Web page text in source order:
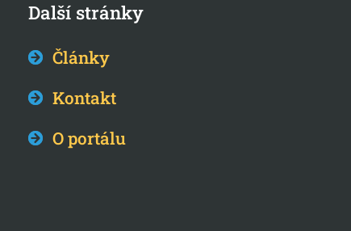
Další stránky
Články
Kontakt
O portálu